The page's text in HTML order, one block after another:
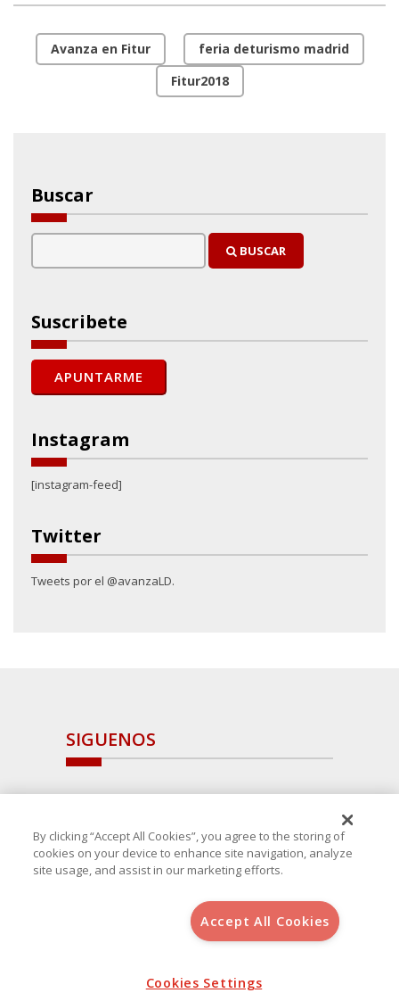
Avanza en Fitur
feria deturismo madrid
Fitur2018
Buscar
BUSCAR
Suscribete
Instagram
[instagram-feed]
Twitter
Tweets por el @avanzaLD.
SIGUENOS
, S.L.U.(B-64405731) c/ San Norberto
Aviso Legal
Política de Cookies
By clicking “Accept All Cookies”, you agree to the storing of
cookies on your device to enhance site navigation, analyze
site usage, and assist in our marketing efforts.
Accept All Cookies
Cookies Settings